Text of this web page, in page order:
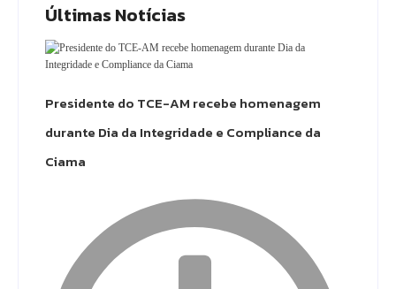
Últimas Notícias
Presidente do TCE-AM recebe homenagem
durante Dia da Integridade e Compliance da
Ciama